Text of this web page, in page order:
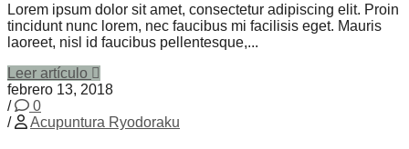
Lorem ipsum dolor sit amet, consectetur adipiscing elit. Proin
tincidunt nunc lorem, nec faucibus mi facilisis eget. Mauris
laoreet, nisl id faucibus pellentesque,...
Leer artículo
febrero 13, 2018
/
0
/
Acupuntura Ryodoraku